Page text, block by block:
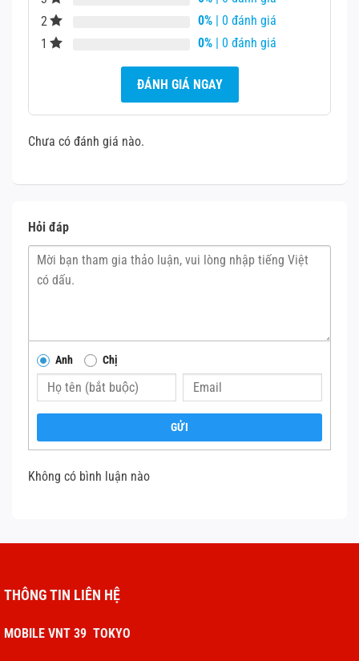
2
0% | 0 đánh giá
1
0% | 0 đánh giá
ĐÁNH GIÁ NGAY
Chưa có đánh giá nào.
Hỏi đáp
Anh Chị
GỬI
Không có bình luận nào
THÔNG TIN LIÊN HỆ
MOBILE VNT 39 TOKYO